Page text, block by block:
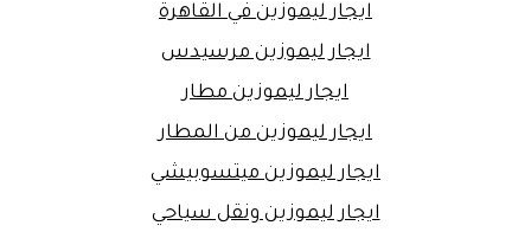
ايجار ليموزين في القاهرة
ايجار ليموزين مرسيدس
ايجار ليموزين مطار
ايجار ليموزين من المطار
ايجار ليموزين ميتسوبيشي
ايجار ليموزين ونقل سياحي